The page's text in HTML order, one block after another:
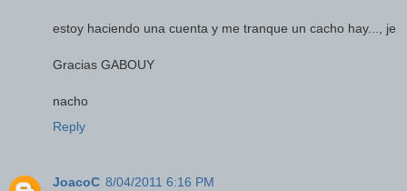
estoy haciendo una cuenta y me tranque un cacho hay..., je
Gracias GABOUY
nacho
Reply
JoacoC 8/04/2011 6:16 PM